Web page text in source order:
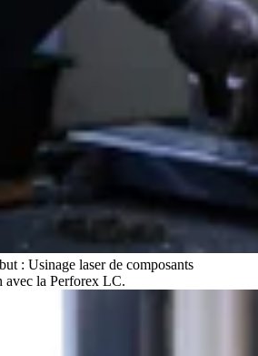
: Usinage laser de composants
avec la Perforex LC.